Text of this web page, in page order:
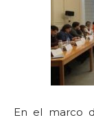
En el marco